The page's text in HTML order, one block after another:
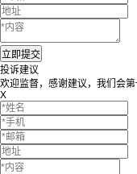
投诉建议
欢迎监督，感谢建议，我们会
X